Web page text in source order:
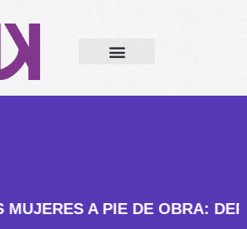
A PIE DE OBRA: